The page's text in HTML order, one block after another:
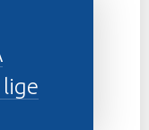
lige